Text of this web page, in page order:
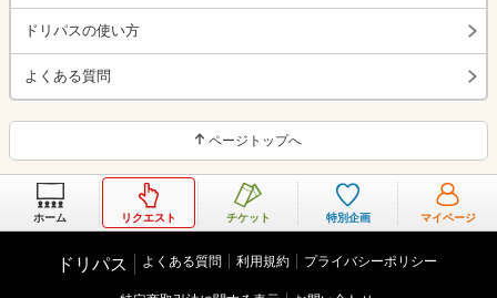
ドリパスの使い方
よくある質問
ページトップへ
ホーム リクエスト チケット 特別企画 マイページ
ドリパス よくある質問 利用規約 プライバシーポリシー